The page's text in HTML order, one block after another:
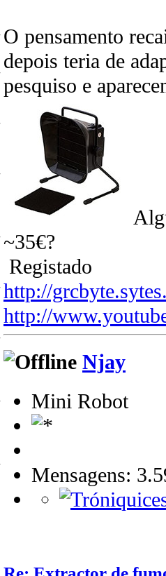
O pensamento
depois teria de
pesquiso e
~35€?
Registado
http://
http://
Njay
Mini Robot
Mensagens: